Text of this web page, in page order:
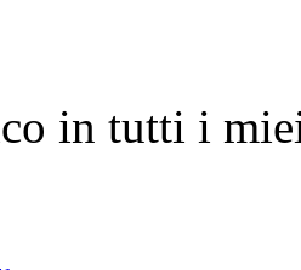
in tutti i